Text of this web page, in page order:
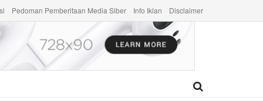
Pedoman Pemberitaan Media Siber Info Iklan Disclaimer